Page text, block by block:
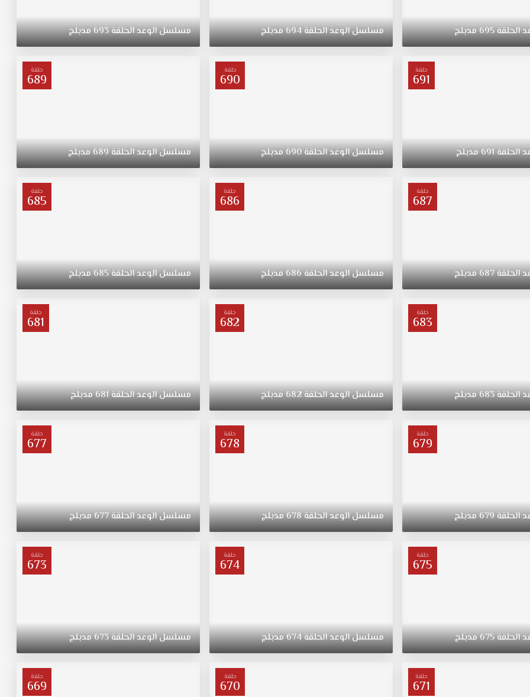
الحلقة695مدبلج مسلسلالوعدالحلقة694مدبلج مسلسلالوعدالحلقة693مدبلج
حلقة
691
الحلقة691مدبلج
حلقة
690
مسلسلالوعدالحلقة690مدبلج
حلقة
689
مسلسلالوعدالحلقة689مدبلج
حلقة
687
الحلقة687مدبلج
حلقة
686
مسلسلالوعدالحلقة686مدبلج
حلقة
685
مسلسلالوعدالحلقة685مدبلج
حلقة
683
الحلقة683مدبلج
حلقة
682
مسلسلالوعدالحلقة682مدبلج
حلقة
681
مسلسلالوعدالحلقة681مدبلج
حلقة
679
الحلقة679مدبلج
حلقة
678
مسلسلالوعدالحلقة678مدبلج
حلقة
677
مسلسلالوعدالحلقة677مدبلج
حلقة
675
الحلقة675مدبلج
حلقة
674
مسلسلالوعدالحلقة674مدبلج
حلقة
673
مسلسلالوعدالحلقة673مدبلج
حلقة
671
حلقة
670
حلقة
669